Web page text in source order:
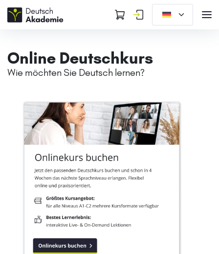
Online Deutschkurs
Wie möchten Sie Deutsch lernen?